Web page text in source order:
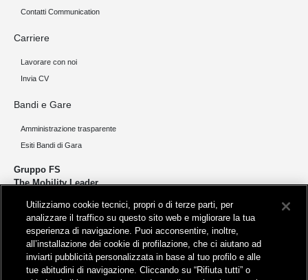
Contatti Communication
Carriere
Lavorare con noi
Invia CV
Bandi e Gare
Amministrazione trasparente
Esiti Bandi di Gara
Gruppo FS
The Mobility Leader
Progettiamo e realizziamo infrastrutture per una mobilità sostenibile di
persone e merci. Accorciamo le distanze per lo sviluppo e la crescita
del nostro Paese.
Utilizziamo cookie tecnici, propri o di terze parti, per
analizzare il traffico su questo sito web e migliorare la tua
esperienza di navigazione. Puoi acconsentire, inoltre,
all’installazione dei cookie di profilazione, che ci aiutano ad
inviarti pubblicità personalizzata in base al tuo profilo e alle
tue abitudini di navigazione. Cliccando su “Rifiuta tutti” o